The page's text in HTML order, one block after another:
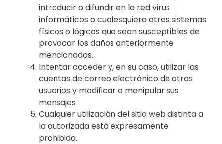
introducir o difundir en la red virus
informáticos o cualesquiera otros sistemas
físicos o lógicos que sean susceptibles de
provocar los daños anteriormente
mencionados.
Intentar acceder y, en su caso, utilizar las
cuentas de correo electrónico de otros
usuarios y modificar o manipular sus
mensajes
Cualquier utilización del sitio web distinta a
la autorizada está expresamente
prohibida.